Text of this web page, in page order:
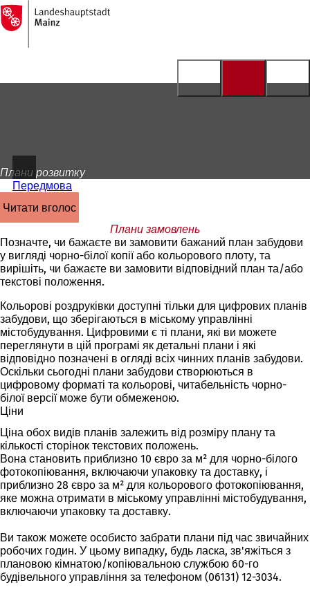
Перейти до змісту
На
головну
сторінку
Плани розвитку
Передмова
читати вголос
Плани замовлень
Позначте, чи бажаєте ви замовити бажаний план забудови
у вигляді чорно-білої копії або кольорового плоту, та
вирішіть, чи бажаєте ви замовити відповідний план та/або
текстові положення.
Кольорові роздруківки доступні тільки для цифрових планів
забудови, що зберігаються в міському управлінні
містобудування. Цифровими є ті плани, які ви можете
переглянути в цій програмі як детальні плани і які
відповідно позначені в огляді всіх чинних планів забудови.
Оскільки сьогодні плани забудови створюються в
цифровому форматі та кольорові, читабельність чорно-
білої версії може бути обмеженою.
Ціни
Ціна обох видів планів залежить від розміру плану та
кількості сторінок текстових положень.
Вона становить приблизно 10 євро за м² для чорно-білого
фотокопіювання, включаючи упаковку та доставку, і
приблизно 28 євро за м² для кольорового фотокопіювання,
яке можна отримати в міському управлінні містобудування,
включаючи упаковку та доставку.
Ви також можете особисто забрати плани під час звичайних
робочих годин. У цьому випадку, будь ласка, зв'яжіться з
плановою кімнатою/копіювальною службою 60-го
будівельного управління за телефоном (06131) 12-3034.